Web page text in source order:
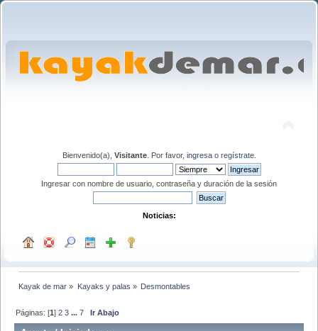
Bienvenido(a), Visitante. Por favor, ingresao regístrate.
Ingresar con nombre de usuario, contraseña y duración de la sesión
Noticias:
Kayak de mar » Kayaks y palas » Desmontables
Páginas: [1]2 3 ...7 Ir Abajo